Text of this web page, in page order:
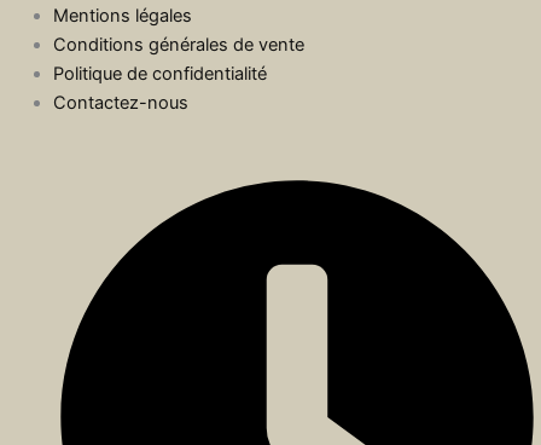
Mentions légales
Conditions générales de vente
Politique de confidentialité
Contactez-nous